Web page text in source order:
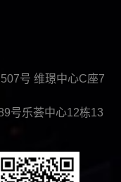
号 维璟中心C座7
号乐荟中心12栋13